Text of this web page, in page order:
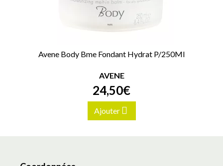
Avene Body Bme Fondant Hydrat P/250Ml
AVENE
24,50€
Ajouter